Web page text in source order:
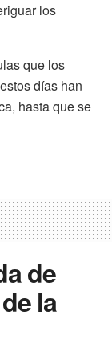
los
que los
días han
hasta que se
de
la